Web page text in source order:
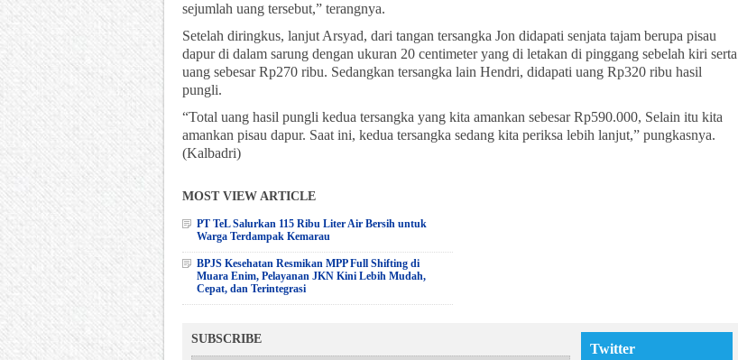
sejumlah uang tersebut,” terangnya.
Setelah diringkus, lanjut Arsyad, dari tangan tersangka Jon didapati senjata tajam berupa pisau
dapur di dalam sarung dengan ukuran 20 centimeter yang di letakan di pinggang sebelah kiri serta
uang sebesar Rp270 ribu. Sedangkan tersangka lain Hendri, didapati uang Rp320 ribu hasil
pungli.
“Total uang hasil pungli kedua tersangka yang kita amankan sebesar Rp590.000, Selain itu kita
amankan pisau dapur. Saat ini, kedua tersangka sedang kita periksa lebih lanjut,” pungkasnya.
(Kalbadri)
MOST VIEW ARTICLE
PT TeL Salurkan 115 Ribu Liter Air Bersih untuk
Warga Terdampak Kemarau
BPJS Kesehatan Resmikan MPP Full Shifting di
Muara Enim, Pelayanan JKN Kini Lebih Mudah,
Cepat, dan Terintegrasi
SUBSCRIBE
Twitter